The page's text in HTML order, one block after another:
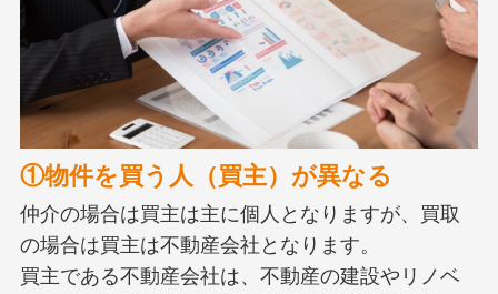
①物件を買う人（買主）が異なる
仲介の場合は買主は主に個人となりますが、買取
の場合は買主は不動産会社となります。
買主である不動産会社は、不動産の建設やリノベ